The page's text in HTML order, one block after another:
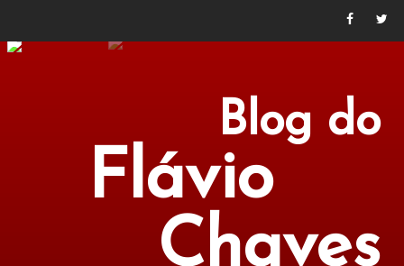
Blog do
Flávio
Chaves